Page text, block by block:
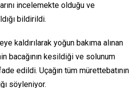
incelemekte olduğu ve
bildirildi.
kaldırılarak yoğun bakıma alınan
bacağının kesildiği ve solunum
edildi. Uçağın tüm mürettebatının
söyleniyor.